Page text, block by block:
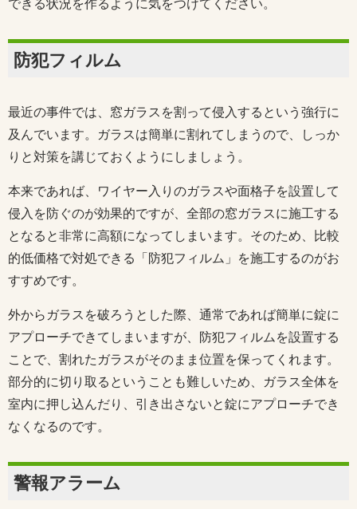
できる状況を作るように気をつけてください。
防犯フィルム
最近の事件では、窓ガラスを割って侵入するという強行に
及んでいます。ガラスは簡単に割れてしまうので、しっか
りと対策を講じておくようにしましょう。
本来であれば、ワイヤー入りのガラスや面格子を設置して
侵入を防ぐのが効果的ですが、全部の窓ガラスに施工する
となると非常に高額になってしまいます。そのため、比較
的低価格で対処できる「防犯フィルム」を施工するのがお
すすめです。
外からガラスを破ろうとした際、通常であれば簡単に錠に
アプローチできてしまいますが、防犯フィルムを設置する
ことで、割れたガラスがそのまま位置を保ってくれます。
部分的に切り取るということも難しいため、ガラス全体を
室内に押し込んだり、引き出さないと錠にアプローチでき
なくなるのです。
警報アラーム